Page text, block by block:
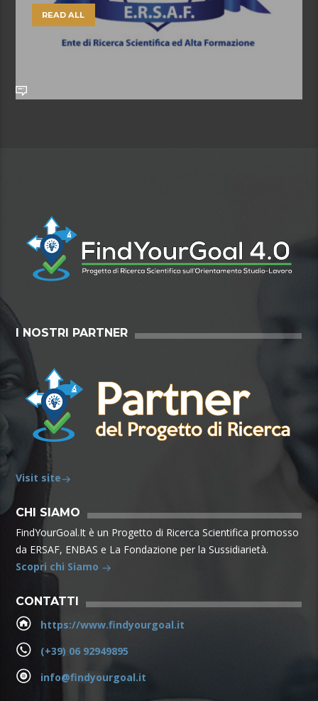
READ ALL
I NOSTRI PARTNER
Visit site
CHI SIAMO
FindYourGoal.It è un Progetto di Ricerca Scientifica promosso
da ERSAF, ENBAS e La Fondazione per la Sussidiarietà.
Scopri chi Siamo
CONTATTI
https://www.findyourgoal.it
(+39) 06 92949895
info@findyourgoal.it